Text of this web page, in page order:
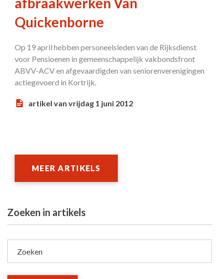
Quickenborne
Op 19 april hebben personeelsleden van de Rijksdienst
voor Pensioenen in gemeenschappelijk vakbondsfront
ABVV-ACV en afgevaardigden van seniorenverenigingen
actiegevoerd in Kortrijk.
artikel van vrijdag 1 juni 2012
MEER ARTIKELS
Zoeken in artikels
Zoeken